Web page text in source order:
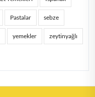
Pastalar sebze
yemekler zeytinyağlı